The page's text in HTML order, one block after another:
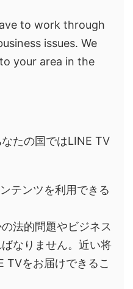
to work through
issues. We
your area in the
たの国ではLINE TV
テンツを利用できる
法的問題やビジネス
なりません。近い将
TVをお届けできるこ